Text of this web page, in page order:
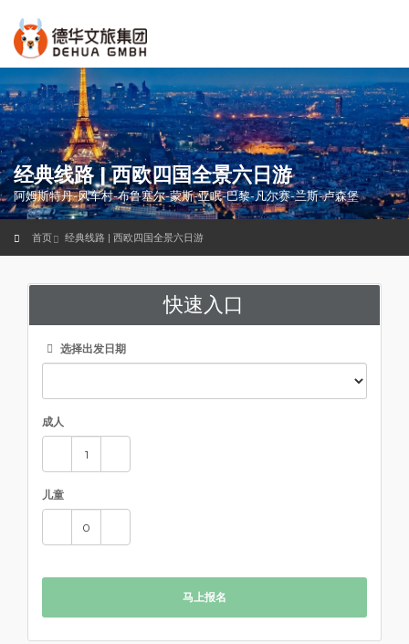
经典线路 | 西欧四国全景六日游
阿姆斯特丹-风车村-布鲁塞尔-蒙斯-亚眠-巴黎-凡尔赛-兰斯-卢森堡
首页 经典线路 | 西欧四国全景六日游
快速入口
选择出发日期
成人
儿童
马上报名